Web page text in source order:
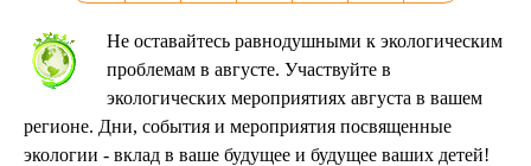
Не оставайтесь равнодушными к экологическим
проблемам в августе. Участвуйте в
экологических мероприятиях августа в вашем
регионе. Дни, события и мероприятия посвященные
экологии - вклад в ваше будущее и будущее ваших детей!